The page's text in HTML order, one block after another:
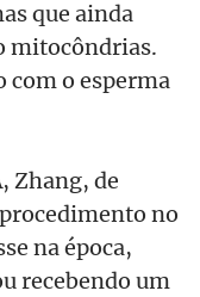
que ainda
mitocôndrias.
com o esperma
Zhang, de
no
na época,
recebendo um